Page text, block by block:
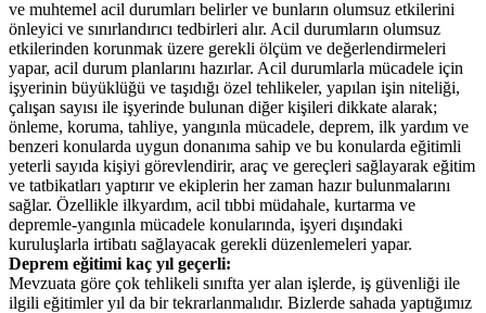
ve muhtemel acil durumları belirler ve bunların olumsuz etkilerini
önleyici ve sınırlandırıcı tedbirleri alır. Acil durumların olumsuz
etkilerinden korunmak üzere gerekli ölçüm ve değerlendirmeleri
yapar, acil durum planlarını hazırlar. Acil durumlarla mücadele için
işyerinin büyüklüğü ve taşıdığı özel tehlikeler, yapılan işin niteliği,
çalışan sayısı ile işyerinde bulunan diğer kişileri dikkate alarak;
önleme, koruma, tahliye, yangınla mücadele, deprem, ilk yardım ve
benzeri konularda uygun donanıma sahip ve bu konularda eğitimli
yeterli sayıda kişiyi görevlendirir, araç ve gereçleri sağlayarak eğitim
ve tatbikatları yaptırır ve ekiplerin her zaman hazır bulunmalarını
sağlar. Özellikle ilkyardım, acil tıbbi müdahale, kurtarma ve
depremle-yangınla mücadele konularında, işyeri dışındaki
kuruluşlarla irtibatı sağlayacak gerekli düzenlemeleri yapar.
Deprem eğitimi kaç yıl geçerli:
Mevzuata göre çok tehlikeli sınıfta yer alan işlerde, iş güvenliği ile
ilgili eğitimler yıl da bir tekrarlanmalıdır. Bizlerde sahada yaptığımız